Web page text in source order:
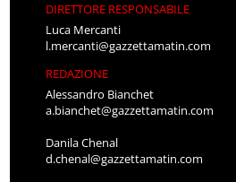
DIRETTORE RESPONSABILE
Luca Mercanti
l.mercanti@gazzettamatin.com
REDAZIONE
Alessandro Bianchet
a.bianchet@gazzettamatin.com
Danila Chenal
d.chenal@gazzettamatin.com